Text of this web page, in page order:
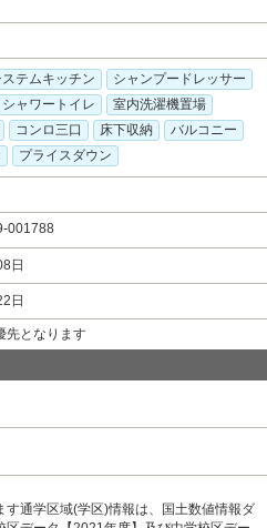
ステムキッチン
シャンプードレッサー
シャワートイレ
室内洗濯機置場
コンロ三口 床下収納
バルコニー
プライスダウン
001788
日
日
先となります
通学区域(学区)情報は、国土数値情報ダ